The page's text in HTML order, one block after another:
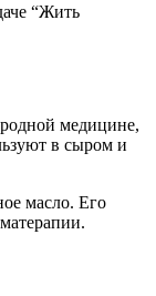
“Жить
медицине,
в сыром и
масло. Его